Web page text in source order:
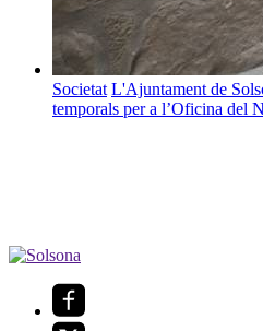
Societat L'Ajuntament de
temporals per a l’Oficina del